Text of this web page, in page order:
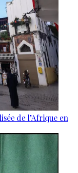
de l’Afrique en